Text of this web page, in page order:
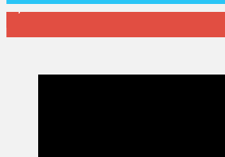
2,589 Feliratkozó